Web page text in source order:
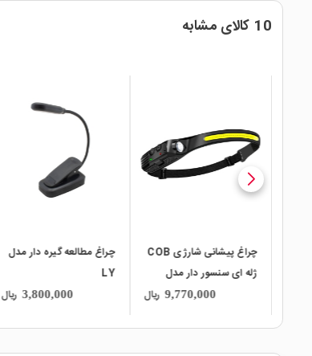
10 کالای مشابه
local_mall
چراغ پیشانی شارژی COB
ژله ای سنسور دار مدل
9,770,000 ریال
چراغ مطالعه گیره دار مدل
LY
3,800,000 ریال